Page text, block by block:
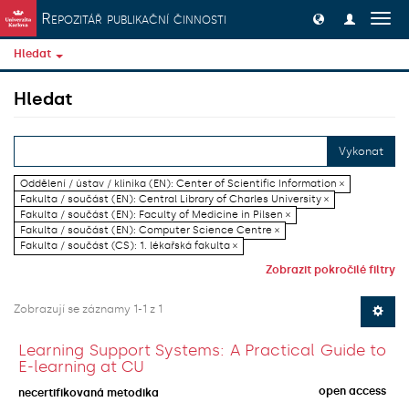
Přeskočit na obsah
Repozitář publikační činnosti
Hledat
Hledat
Vykonat
Oddělení / ústav / klinika (EN): Center of Scientific Information ×
Fakulta / součást (EN): Central Library of Charles University ×
Fakulta / součást (EN): Faculty of Medicine in Pilsen ×
Fakulta / součást (EN): Computer Science Centre ×
Fakulta / součást (CS): 1. lékařská fakulta ×
Zobrazit pokročilé filtry
Zobrazují se záznamy 1-1 z 1
Learning Support Systems: A Practical Guide to
E-learning at CU
necertifikovaná metodika
open access